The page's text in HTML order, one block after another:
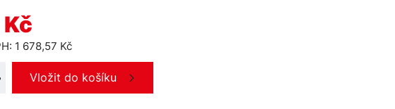
1 678,57 Kč
Vložit do košíku